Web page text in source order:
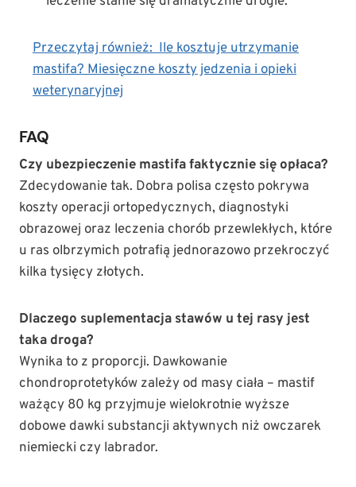
Przeczytaj również: Ile kosztuje utrzymanie
mastifa? Miesięczne koszty jedzenia i opieki
weterynaryjnej
FAQ
Czy ubezpieczenie mastifa faktycznie się opłaca?
Zdecydowanie tak. Dobra polisa często pokrywa
koszty operacji ortopedycznych, diagnostyki
obrazowej oraz leczenia chorób przewlekłych, które
u ras olbrzymich potrafią jednorazowo przekroczyć
kilka tysięcy złotych.
Dlaczego suplementacja stawów u tej rasy jest
taka droga?
Wynika to z proporcji. Dawkowanie
chondroprotetyków zależy od masy ciała – mastif
ważący 80 kg przyjmuje wielokrotnie wyższe
dobowe dawki substancji aktywnych niż owczarek
niemiecki czy labrador.